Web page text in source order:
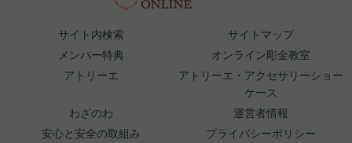
サイト内検索
サイトマップ
メンバー特典
オンライン彫金教室
アトリーエ
アトリーエ・アクセサリーショー
ケース
わざのわ
運営者情報
安心と安全の取組み
プライバシーポリシー